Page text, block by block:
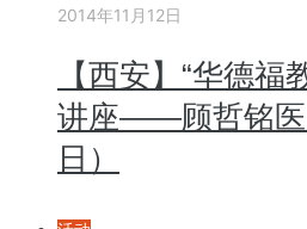
2014年11月12日
【西安】“华德福
讲座——顾哲铭医
日）